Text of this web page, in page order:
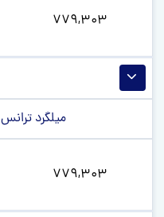
779,303
میلگرد ترانس 60 فولاد آلیاژی یزد
779,303